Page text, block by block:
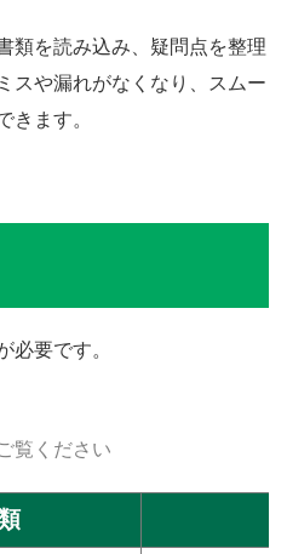
類を読み込み、疑問点を整理
スや漏れがなくなり、スムー
きます。
必要です。
覧ください